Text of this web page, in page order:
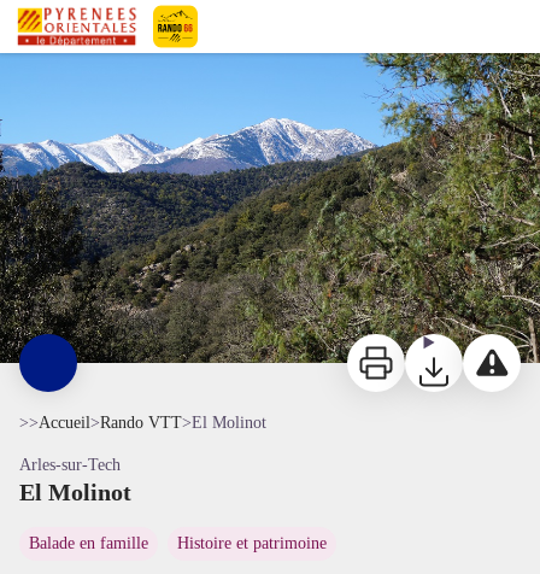
Pyrénées-Orientales Le Département
El Molinot
Voir l'image en plein écran
ImprimerTéléchargerSignaler
>>Accueil>Rando VTT>El Molinot
Arles-sur-Tech
El Molinot
Balade en famille Histoire et patrimoine